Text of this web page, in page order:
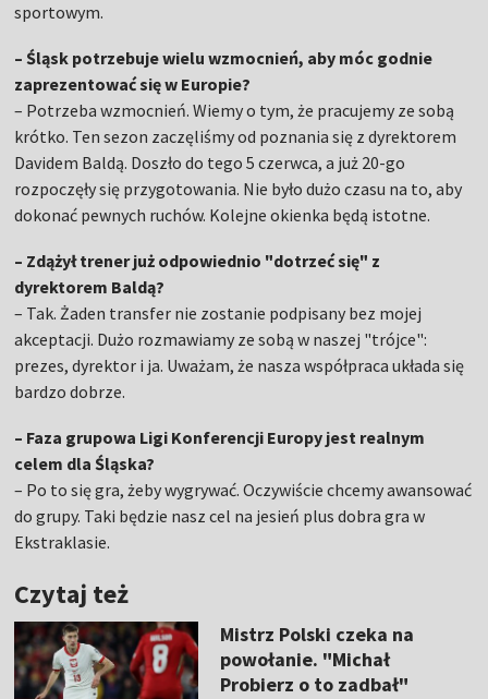
sportowym.
– Śląsk potrzebuje wielu wzmocnień, aby móc godnie
zaprezentować się w Europie?
– Potrzeba wzmocnień. Wiemy o tym, że pracujemy ze sobą
krótko. Ten sezon zaczęliśmy od poznania się z dyrektorem
Davidem Baldą. Doszło do tego 5 czerwca, a już 20-go
rozpoczęły się przygotowania. Nie było dużo czasu na to, aby
dokonać pewnych ruchów. Kolejne okienka będą istotne.
– Zdążył trener już odpowiednio "dotrzeć się" z
dyrektorem Baldą?
– Tak. Żaden transfer nie zostanie podpisany bez mojej
akceptacji. Dużo rozmawiamy ze sobą w naszej "trójce":
prezes, dyrektor i ja. Uważam, że nasza współpraca układa się
bardzo dobrze.
– Faza grupowa Ligi Konferencji Europy jest realnym
celem dla Śląska?
– Po to się gra, żeby wygrywać. Oczywiście chcemy awansować
do grupy. Taki będzie nasz cel na jesień plus dobra gra w
Ekstraklasie.
Czytaj też
Mistrz Polski czeka na
powołanie. "Michał
Probierz o to zadbał"